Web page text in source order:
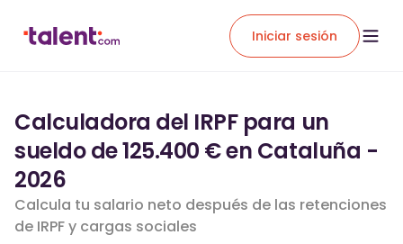
Iniciar sesión
Calculadora del IRPF para un
sueldo de 125.400 € en Cataluña -
2026
Calcula tu salario neto después de las retenciones
de IRPF y cargas sociales